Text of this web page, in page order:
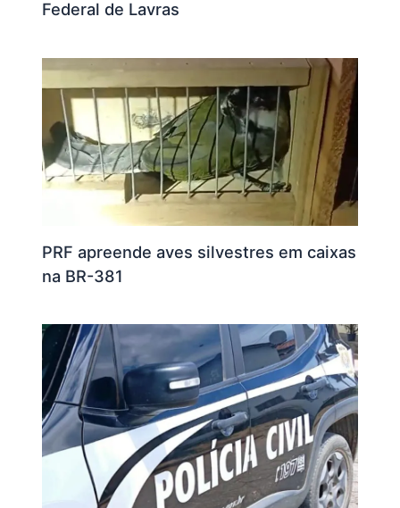
Federal de Lavras
PRF apreende aves silvestres em caixas
na BR-381